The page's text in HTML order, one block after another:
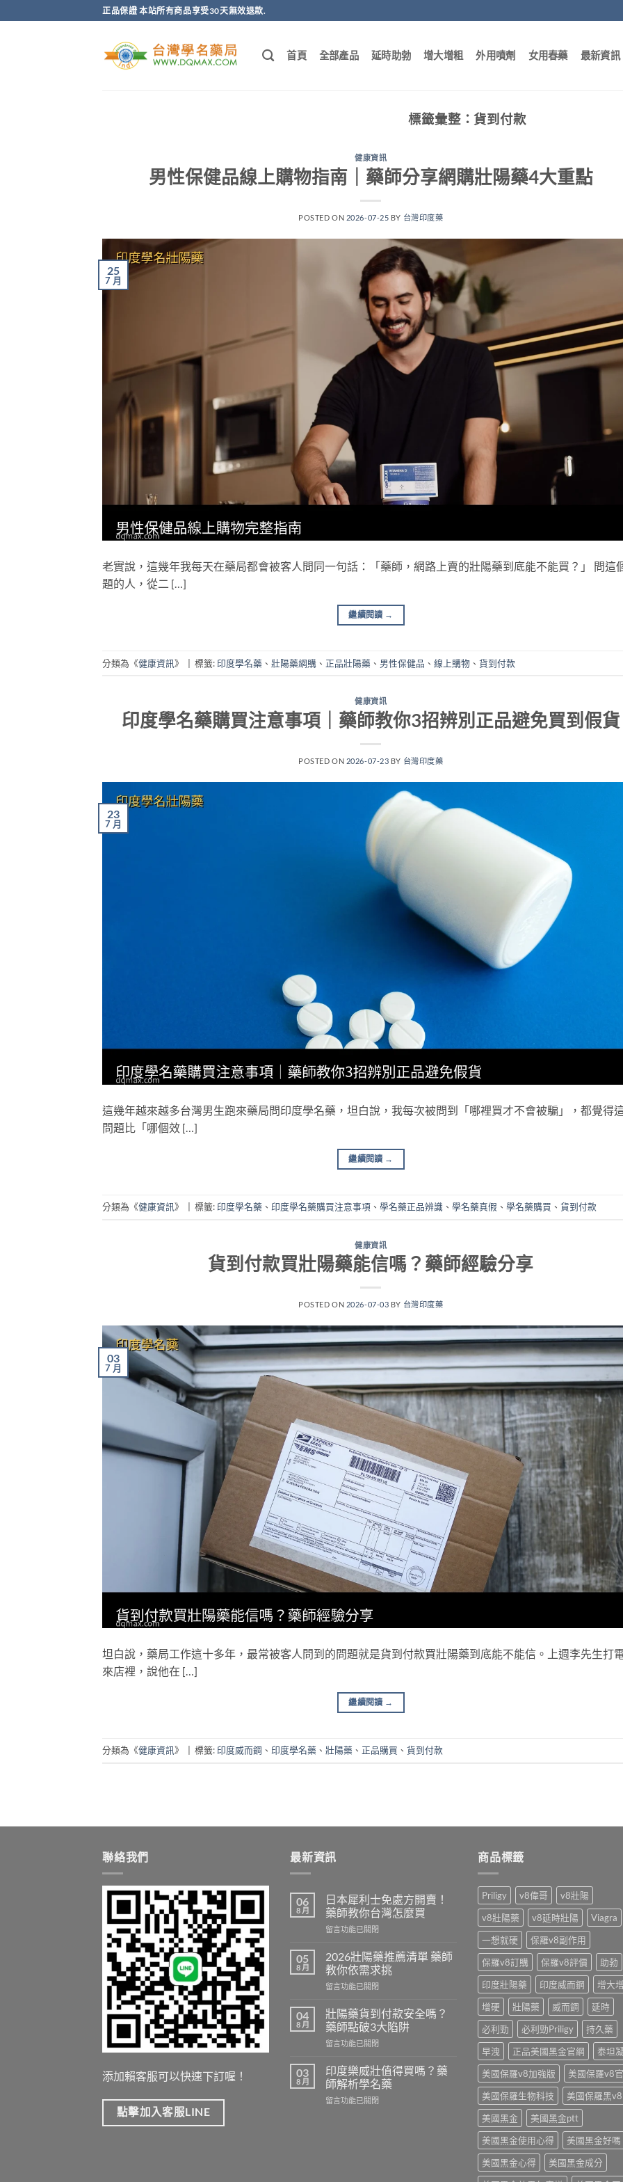
轉
正品保證 本站所有商品享受30天無效退款.
首頁 全部產品 延時助勃 增大增粗 外用噴劑 女用春藥 最新資訊
標籤彙整：貨到付款
健康資訊
男性保健品線上購物指南｜藥師分享網購壯陽藥4大重點
POSTED ON 2026-07-25 BY 台灣印度藥
25
7 月
老實說，這幾年我每天在藥局都會被客人問同一句話：「藥師，網路上賣的壯陽藥到底能不能買？」 問這
題的人，從二 […]
繼續閱讀 →
分類為《健康資訊》 標籤: 印度學名藥 、 壯陽藥網購 、 正品壯陽藥 、 男性保健品 、 線上購物 、 貨到付款
健康資訊
印度學名藥購買注意事項｜藥師教你3招辨別正品避免買到假貨
POSTED ON 2026-07-23 BY 台灣印度藥
23
7 月
這幾年越來越多台灣男生跑來藥局問印度學名藥，坦白說，我每次被問到「哪裡買才不會被騙」，都覺得
問題比「哪個效 […]
繼續閱讀 →
分類為《健康資訊》 標籤: 印度學名藥 、 印度學名藥購買注意事項 、 學名藥正品辨識 、 學名藥真假 、 學名藥購買 、 貨到付款
健康資訊
貨到付款買壯陽藥能信嗎？藥師經驗分享
POSTED ON 2026-07-03 BY 台灣印度藥
03
7 月
坦白說，藥局工作這十多年，最常被客人問到的問題就是貨到付款買壯陽藥到底能不能信。上週李先生打
來店裡，說他在 […]
繼續閱讀 →
分類為《健康資訊》 標籤: 印度威而鋼 、 印度學名藥 、 壯陽藥 、 正品購買 、 貨到付款
聯絡我們
添加賴客服可以快速下訂喔！
點擊加入客服LINE
最新資訊
06
8 月
日本犀利士免處方開賣！
藥師教你台灣怎麼買
在
本
犀
利
士
處
方
開
賣！
師
教
台
留言功能已關閉
05
8 月
2026壯陽藥推薦清單 藥師
教你依需求挑
在
壯
陽
藥
推
清
單
藥
師
留言功能已關閉
04
8 月
壯陽藥貨到付款安全嗎？
藥師點破3大陷阱
在
陽
藥
貨
到
留言功能已關閉
03
8 月
印度樂威壯值得買嗎？藥
師解析學名藥
在
留言功能已關閉
商品標籤
Priligy v8偉哥
v8壯陽
v8壯陽藥
v8延時壯陽
Viagra
一想就硬
保羅v8副作用
保羅v8訂購
保羅v8評價
助勃
印度壯陽藥
印度威而鋼
增大
增硬
壯陽藥 威而鋼
延時
必利勁
必利勁Priligy
持久藥
早洩
正品美國黑金官網
泰坦
美國保羅v8加強版
美國保羅v8
美國保羅生物科技
美國保羅黑v8
美國黑金
美國黑金ptt
美國黑金使用心得
美國黑金好嗎
美國黑金心得
美國黑金成分